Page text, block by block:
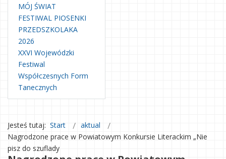
MÓJ ŚWIAT
FESTIWAL PIOSENKI
PRZEDSZKOLAKA
2026
XXVI Wojewódzki
Festiwal
Współczesnych Form
Tanecznych
Jesteś tutaj: Start
aktual
Nagrodzone prace w Powiatowym Konkursie Literackim „Nie
pisz do szuflady